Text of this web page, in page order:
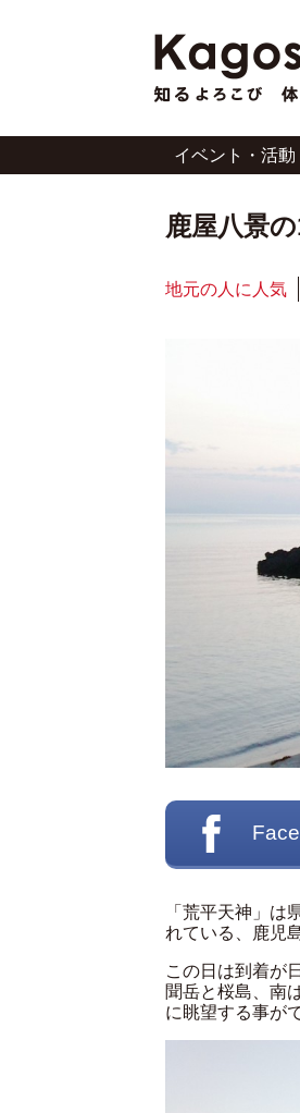
イベント・活動
鹿屋八景
地元の人に人気
「荒平天神」は
れている、鹿児
この日は到着が
聞岳と桜島、南
に眺望する事が